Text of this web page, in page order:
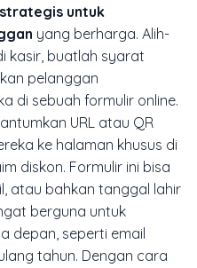
untuk
yang berharga. Alih-
kasir, buatlah syarat
pelanggan
di sebuah formulir online.
URL atau QR
ke halaman khusus di
diskon. Formulir ini bisa
atau bahkan tanggal lahir
berguna untuk
depan, seperti email
tahun. Dengan cara